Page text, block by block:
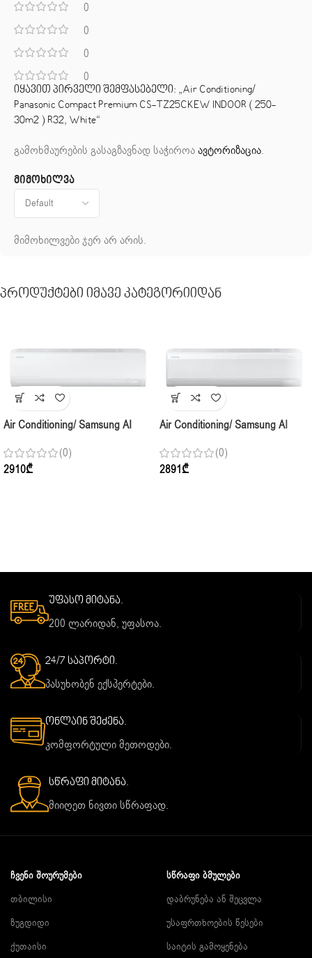
0
0
0
0
მიმოხილვა
მიმოხილვები ჯერ არ არის.
იყავით პირველი შემფასებელი: „Air Conditioning/
Panasonic Compact Premium CS-TZ25CKEW INDOOR ( 250-
30m2 ) R32, White“
გამოხმაურების გასაგზავნად საჭიროაავტორიზაცია.
Პროდუქტები Იმავე Კატეგორიიდან
Air Conditioning/ Samsung AI
Indoor,(70-80m2) White
(0)
2910₾
Air Conditioning/ Samsung AI
Indoor,(50-60m2) Inverter, White
(0)
2891₾
უფასო მიტანა.
200 ლარიდან, უფასოა.
24/7 საპორტი.
პასუხობენ ექსპერტები.
ონლაინ შეძენა.
კომფორტული მეთოდები.
სწრაფი მიტანა.
მიიღეთ ნივთი სწრაფად.
ᲩᲕᲔᲜᲘ ᲨᲝᲣᲠᲣᲛᲔᲑᲘ
თბილისი
ზუგდიდი
ქუთაისი
ᲡᲬᲠᲐᲤᲘ ᲑᲛᲣᲚᲔᲑᲘ
დაბრუნება ან შეცვლა
უსაფრთხოების წესები
საიტის გამოყენება